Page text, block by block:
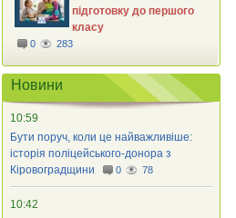
підготовку до першого
класу
0 283
Новини
10:59
Бути поруч, коли це найважливіше:
історія поліцейського-донора з
Кіровоградщини
0 78
10:42